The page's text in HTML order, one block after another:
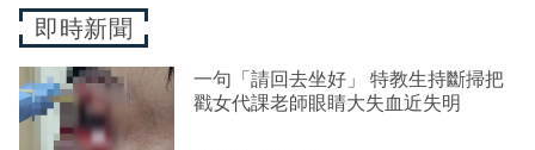
即時新聞
一句「請回去坐好」 特教生持斷掃把
戳女代課老師眼睛大失血近失明